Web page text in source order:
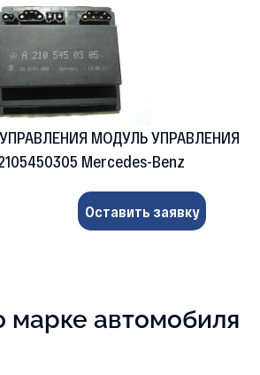
УПРАВЛЕНИЯ МОДУЛЬ УПРАВЛЕНИЯ
Mercedes-Benz
Оставить заявку
марке автомобиля